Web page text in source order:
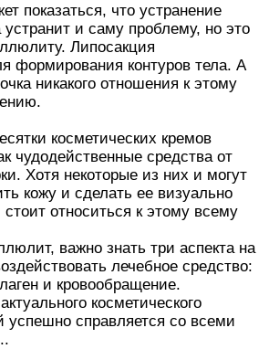
показаться, что устранение
устранит и саму проблему, но это
Липосакция
формирования контуров тела. А
никакого отношения к этому
косметических кремов
чудодейственные средства от
Хотя некоторые из них и могут
кожу и сделать ее визуально
стоит относиться к этому всему
важно знать три аспекта на
лечебное средство:
и кровообращение.
косметического
успешно справляется со всеми